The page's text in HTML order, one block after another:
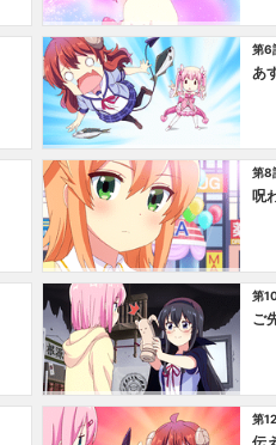
第6
あ
第8
呪
第
ご
第